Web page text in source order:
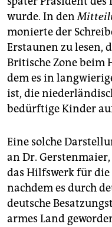
wurde. In den
monierte der
Erstaunen zu lesen,
Britische Zone beim
dem es in
ist, die
bedürftige Kinder
Eine solche
an Dr.
das Hilfswerk für die
nachdem es durch
deutsche
armes Land